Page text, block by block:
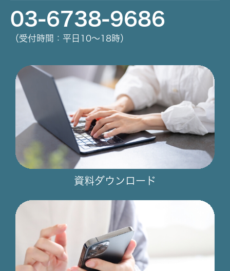
03-6738-9686
（受付時間：平日10～18時）
資料ダウンロード